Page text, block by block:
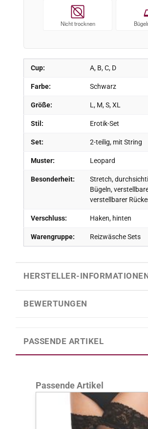
Cup: A, B, C, D
Farbe: Schwarz
Größe: L, M, S, XL
Stil: Erotik-Set
Set: 2-teilig, mit String
Muster: Leopard
Besonderheit:
Stretch,
Bügeln,
verstellbarer
Verschluss: Haken, hinten
Warengruppe: Reizwäsche Sets
Nicht trocknen
HERSTELLER-
BEWERTUNGEN
PASSENDE ARTIKEL
Produktgalerie überspringen
Passende Artikel